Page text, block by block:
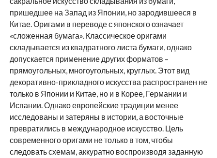
пришедшее на Запад из Японии, но зародившееся в
Китае. Оригами в переводе с японского означает
«сложенная бумага». Классическое оригами
складывается из квадратного листа бумаги, однако
допускается применение других форматов –
прямоугольных, многоугольных, круглых. Этот вид
декоративно-прикладного искусства распространен не
только в Японии и Китае, но и в Корее, Германии и
Испании. Однако европейские традиции менее
исследованы и затеряны в истории, а восточные
превратились в международное искусство. Цель
современного оригами не только в том, чтобы
следовать схемам, аккуратно воспроизводя заданную